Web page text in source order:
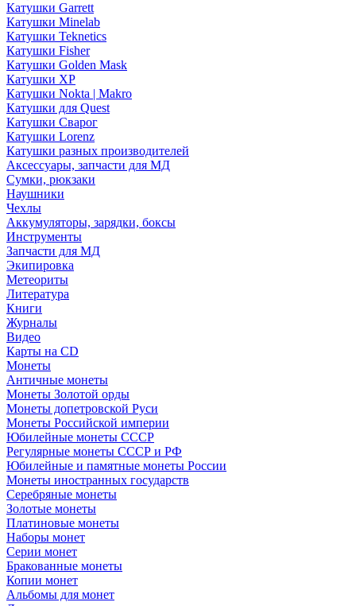
Катушки Garrett
Катушки Minelab
Катушки Teknetics
Катушки Fisher
Катушки Golden Mask
Катушки XP
Катушки Nokta | Makro
Катушки для Quest
Катушки Сварог
Катушки Lorenz
Катушки разных производителей
Аксессуары, запчасти для МД
Сумки, рюкзаки
Наушники
Чехлы
Аккумуляторы, зарядки, боксы
Инструменты
Запчасти для МД
Экипировка
Метеориты
Литература
Книги
Журналы
Видео
Карты на CD
Монеты
Античные монеты
Монеты Золотой орды
Монеты допетровской Руси
Монеты Российской империи
Юбилейные монеты СССР
Регулярные монеты СССР и РФ
Юбилейные и памятные монеты России
Монеты иностранных государств
Серебряные монеты
Золотые монеты
Платиновые монеты
Наборы монет
Серии монет
Бракованные монеты
Копии монет
Альбомы для монет